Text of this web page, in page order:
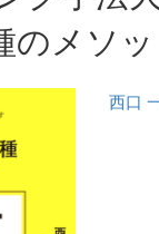
のメソッ
西口